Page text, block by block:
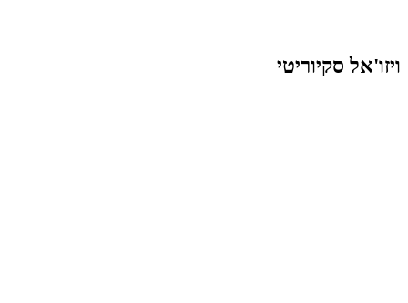
ויזו'אל סקיוריטי